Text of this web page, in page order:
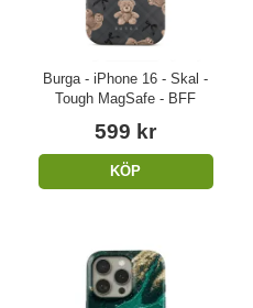
Burga - iPhone 16 - Skal -
Tough MagSafe - BFF
599 kr
KÖP